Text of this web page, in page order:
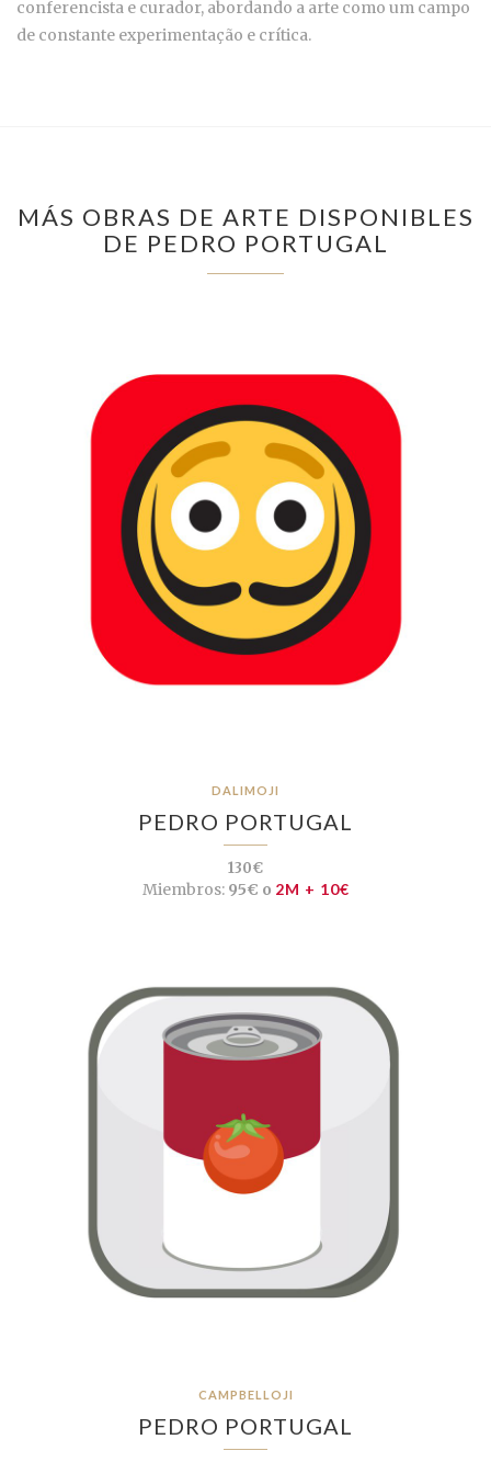
conferencista e curador, abordando a arte como um campo
de constante experimentação e crítica.
MÁS OBRAS DE ARTE DISPONIBLES
DE PEDRO PORTUGAL
DALIMOJI
PEDRO PORTUGAL
130€
Miembros:95€ o 2M + 10€
CAMPBELLOJI
PEDRO PORTUGAL